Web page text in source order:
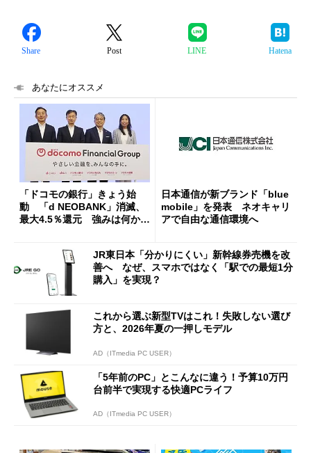
Share Post LINE Hatena
あなたにオススメ
「ドコモの銀行」きょう始
動 「d NEOBANK」消滅、
最大4.5％還元 強みは何か解
日本通信が新ブランド「blue
mobile」を発表 ネオキャリ
アで自由な通信環境へ
JR東日本「分かりにくい」新幹線券売機を改
善へ なぜ、スマホではなく「駅での最短1分
購入」を実現？
これから選ぶ新型TVはこれ！失敗しない選び
方と、2026年夏の一押しモデル
AD（ITmedia PC USER）
「5年前のPC」とこんなに違う！予算10万円
台前半で実現する快適PCライフ
AD（ITmedia PC USER）